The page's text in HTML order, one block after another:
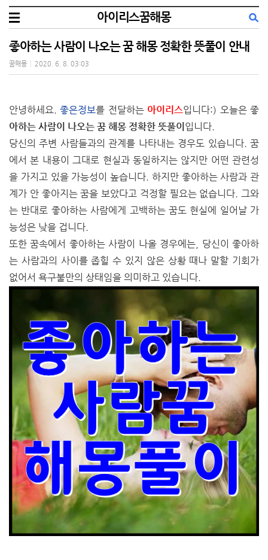
아이리스꿈해몽
좋아하는 사람이 나오는 꿈 해몽 정확한 뜻풀이 안내
꿈해몽 2020. 6. 8. 03:03
안녕하세요.좋은정보를 전달하는 아이리스입니다:) 오늘은좋
아하는 사람이 나오는 꿈 해몽 정확한 뜻풀이 입니다.
당신의 주변 사람들과의 관계를 나타내는 경우도 있습니다. 꿈
에서 본 내용이 그대로 현실과 동일하지는 않지만 어떤 관련성
을 가지고 있을 가능성이 높습니다. 하지만 좋아하는 사람과 관
계가 안좋아지는 꿈을 보았다고 걱정할 필요는 없습니다. 그와
는 반대로 좋아하는 사람에게 고백하는 꿈도 현실에 일어날 가
능성은 낮을 겁니다.
또한 꿈속에서 좋아하는 사람이 나올 경우에는, 당신이 좋아하
는 사람과의 사이를 좁힐 수 있지 않은 상황 때나 말할 기회가
없어서 욕구불만의 상태임을 의미하고 있습니다.